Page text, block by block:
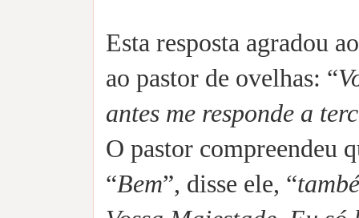
Esta resposta agradou
ao pastor de ovelhas: “
antes me responde a
O pastor compreendeu
“Bem”, disse ele, “